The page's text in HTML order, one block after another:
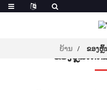
ບ້ານ ຂອງຫຼິ້
ຂອງຫຼິ້ນເດັ